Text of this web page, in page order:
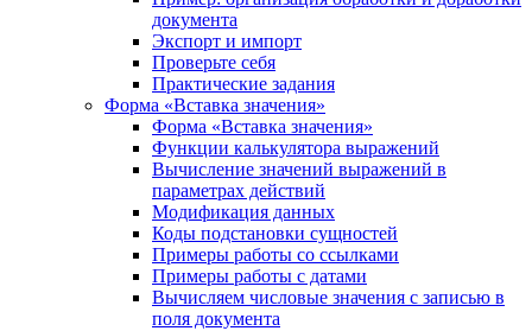
документа
Экспорт и импорт
Проверьте себя
Практические задания
Форма «Вставка значения»
Форма «Вставка значения»
Функции калькулятора выражений
Вычисление значений выражений в
параметрах действий
Модификация данных
Коды подстановки сущностей
Примеры работы со ссылками
Примеры работы с датами
Вычисляем числовые значения с записью в
поля документа